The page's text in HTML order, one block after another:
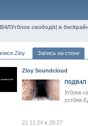
свободb| в
Zloy Запись на стене
Zloy Soundcloud
П0ДВ4Л
Уг0лок
21.12.24 в 20:27